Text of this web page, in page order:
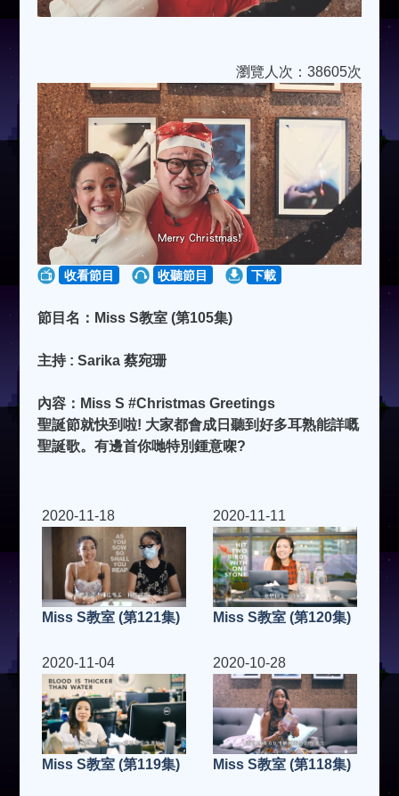
瀏覽人次：38605次
收看節目 收聽節目 下載
節目名：Miss S教室 (第105集)
主持 : Sarika 蔡宛珊
內容：Miss S #Christmas Greetings
聖誕節就快到啦! 大家都會成日聽到好多耳熟能詳嘅
聖誕歌。有邊首你哋特別鍾意㗎?
2020-11-18
Miss S教室 (第121集)
2020-11-11
Miss S教室 (第120集)
2020-11-04
Miss S教室 (第119集)
2020-10-28
Miss S教室 (第118集)